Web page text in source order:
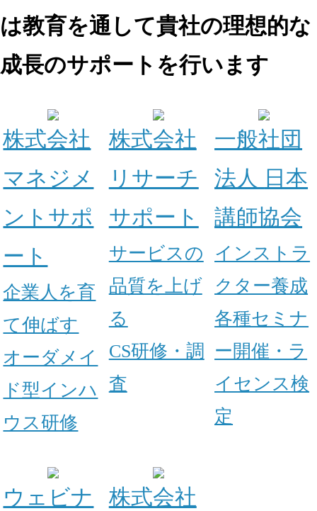
は教育を通して貴社の理想的な
成長のサポートを行います
株式会社
マネジメ
ントサポ
ート
企業人を育
て伸ばす
オーダメイ
ド型インハ
ウス研修
株式会社
リサーチ
サポート
サービスの
品質を上げ
る
CS研修・調
査
一般社団
法人 日本
講師協会
インストラ
クター養成
各種セミナ
ー開催・ラ
イセンス検
定
ウェビナ
株式会社